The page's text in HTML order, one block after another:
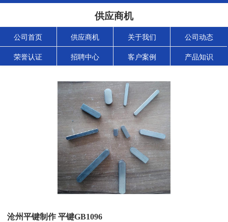
供应商机
公司首页 供应商机 关于我们 公司动态
荣誉认证 招聘中心 客户案例 产品知识
沧州平键制作 平键GB1096